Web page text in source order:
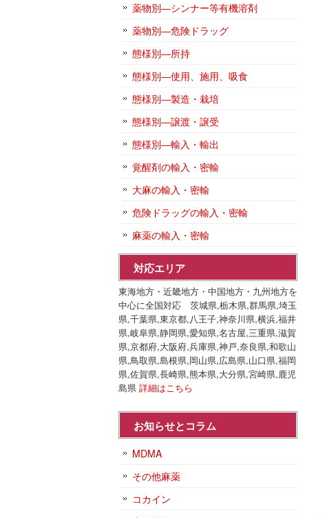
薬物別―シンナー等有機溶剤
薬物別―危険ドラッグ
態様別―所持
態様別―使用、施用、吸食
態様別―製造・栽培
態様別―譲渡・譲受
態様別―輸入・輸出
覚醒剤の輸入・密輸
大麻の輸入・密輸
危険ドラッグの輸入・密輸
麻薬の輸入・密輸
対応エリア
東海地方・近畿地方・中国地方・九州地方を
中心に全国対応 茨城県,栃木県,群馬県,埼玉
県,千葉県,東京都,八王子,神奈川県,横浜,福井
県,岐阜県,静岡県,愛知県,名古屋,三重県,滋賀
県,京都府,大阪府,兵庫県,神戸,奈良県,和歌山
県,鳥取県,島根県,岡山県,広島県,山口県,福岡
県,佐賀県,長崎県,熊本県,大分県,宮崎県,鹿児
島県 詳細はこちら
お知らせとコラム
MDMA
その他麻薬
コカイン